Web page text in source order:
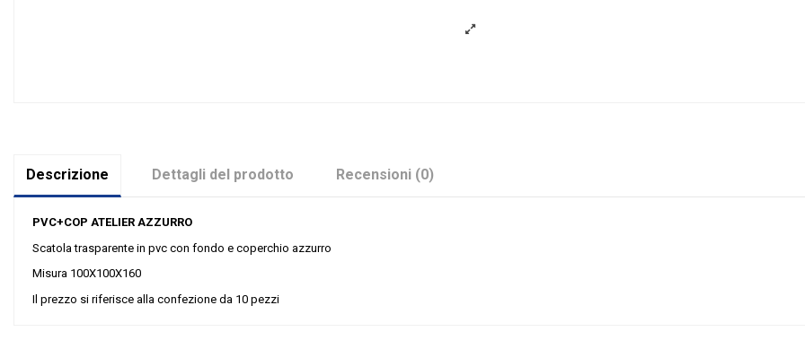
Descrizione Dettagli del prodotto Recensioni (0)
PVC+COP ATELIER AZZURRO
Scatola trasparente in pvc con fondo e coperchio azzurro
Misura 100X100X160
Il prezzo si riferisce alla confezione da 10 pezzi